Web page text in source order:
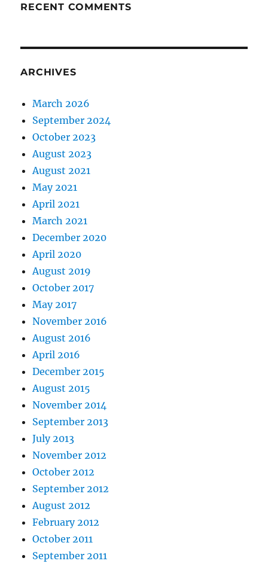
RECENT COMMENTS
ARCHIVES
March 2026
September 2024
October 2023
August 2023
August 2021
May 2021
April 2021
March 2021
December 2020
April 2020
August 2019
October 2017
May 2017
November 2016
August 2016
April 2016
December 2015
August 2015
November 2014
September 2013
July 2013
November 2012
October 2012
September 2012
August 2012
February 2012
October 2011
September 2011